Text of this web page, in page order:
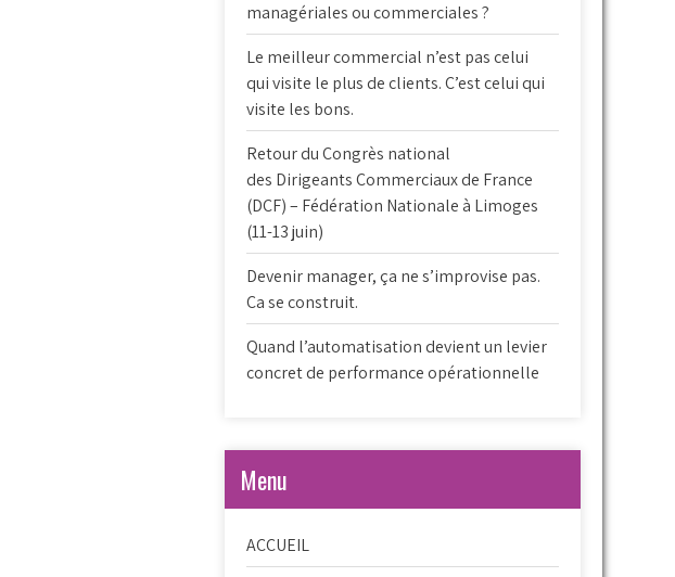
managériales ou commerciales ?
Le meilleur commercial n’est pas celui
qui visite le plus de clients. C’est celui qui
visite les bons.
Retour du Congrès national
des Dirigeants Commerciaux de France
(DCF) – Fédération Nationale à Limoges
(11-13 juin)
Devenir manager, ça ne s’improvise pas.
Ca se construit.
Quand l’automatisation devient un levier
concret de performance opérationnelle
Menu
ACCUEIL